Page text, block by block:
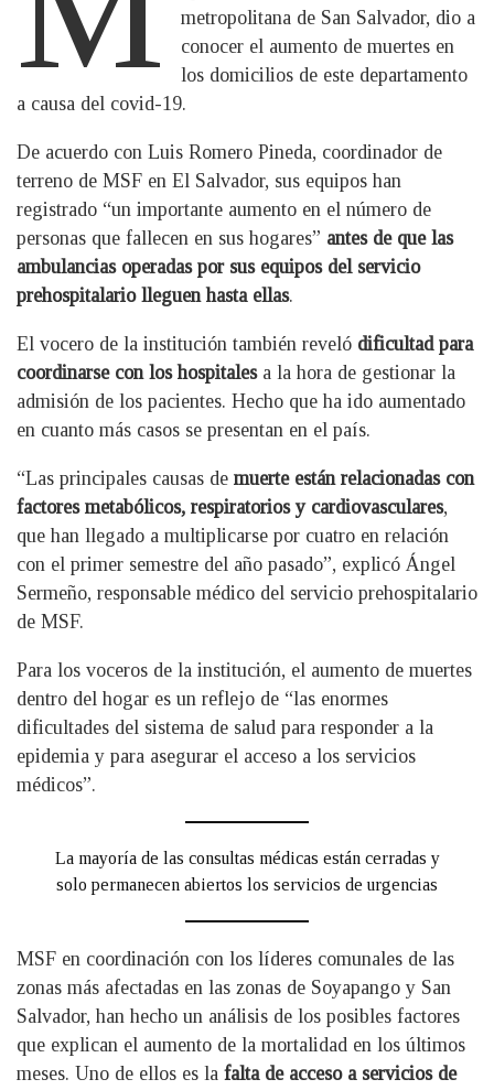
metropolitana de San Salvador, dio a
conocer el aumento de muertes en
los domicilios de este departamento
a causa del covid-19.
De acuerdo con Luis Romero Pineda, coordinador de
terreno de MSF en El Salvador, sus equipos han
registrado “un importante aumento en el número de
personas que fallecen en sus hogares” antes de que las
ambulancias operadas por sus equipos del servicio
prehospitalario lleguen hasta ellas.
El vocero de la institución también reveló dificultad para
coordinarse con los hospitales a la hora de gestionar la
admisión de los pacientes. Hecho que ha ido aumentado
en cuanto más casos se presentan en el país.
“Las principales causas de muerte están relacionadas con
factores metabólicos, respiratorios y cardiovasculares,
que han llegado a multiplicarse por cuatro en relación
con el primer semestre del año pasado”, explicó Ángel
Sermeño, responsable médico del servicio prehospitalario
de MSF.
Para los voceros de la institución, el aumento de muertes
dentro del hogar es un reflejo de “las enormes
dificultades del sistema de salud para responder a la
epidemia y para asegurar el acceso a los servicios
médicos”.
La mayoría de las consultas médicas están cerradas y
solo permanecen abiertos los servicios de urgencias
MSF en coordinación con los líderes comunales de las
zonas más afectadas en las zonas de Soyapango y San
Salvador, han hecho un análisis de los posibles factores
que explican el aumento de la mortalidad en los últimos
meses. Uno de ellos es la falta de acceso a servicios de